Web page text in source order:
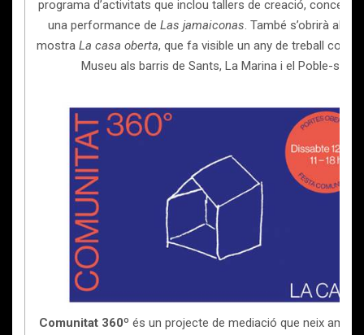
programa d’activitats que inclou tallers de creació, concerts,
una performance de Las jamaiconas. També s’obrirà al
mostra La casa oberta, que fa visible un any de treball
Museu als barris de Sants, La Marina i el Poble-sec.
Comunitat 360º és un projecte de mediació que neix amb